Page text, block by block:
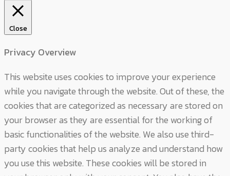
Close
Privacy Overview
This website uses cookies to improve your experience
while you navigate through the website. Out of these, the
cookies that are categorized as necessary are stored on
your browser as they are essential for the working of
basic functionalities of the website. We also use third-
party cookies that help us analyze and understand how
you use this website. These cookies will be stored in